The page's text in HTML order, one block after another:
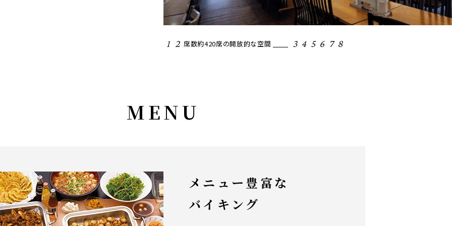
1 ハーブガーデン富良野
2 席数約420席の開放的な空間
3 広々とした飲食スペース 4 DIYコーナー
5 ラベンダー枕作り体験
6 SOUVENIR SHOP
7 メニュー豊富なバイキング
8 メロンも食べ放題！
MENU
メニュー豊富な
バイキング